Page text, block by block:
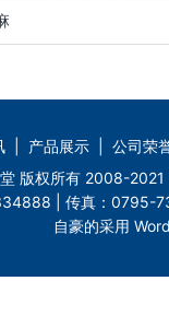
产品展示
公司荣
版权所有 2008-
| 传真：0795-
自豪的采用